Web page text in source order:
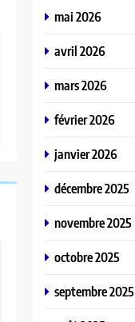
mai 2026
avril 2026
mars 2026
février 2026
janvier 2026
décembre 2025
novembre 2025
octobre 2025
septembre 2025